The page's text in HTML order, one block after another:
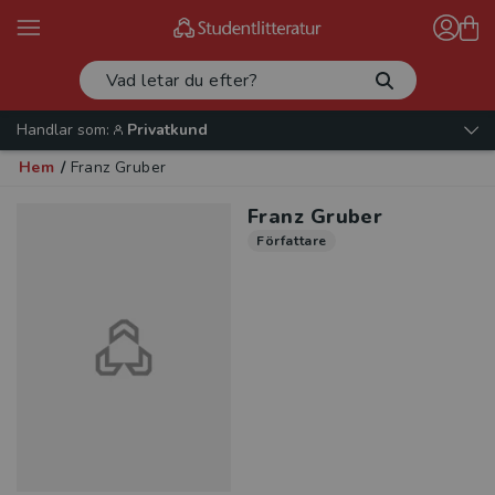
Handlar som:
Privatkund
Hem / Franz Gruber
Franz Gruber
Författare